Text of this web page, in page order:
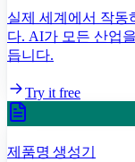
실제 세계에서 작동
다. AI가 모든 산업
듭니다.
Try it free
제품명 생성기